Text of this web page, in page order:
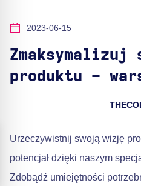
2023-06-15
Zmaksymalizuj
produktu -
Urzeczywistnij swoją wizję
potencjał dzięki naszym
Zdobądź umiejętności